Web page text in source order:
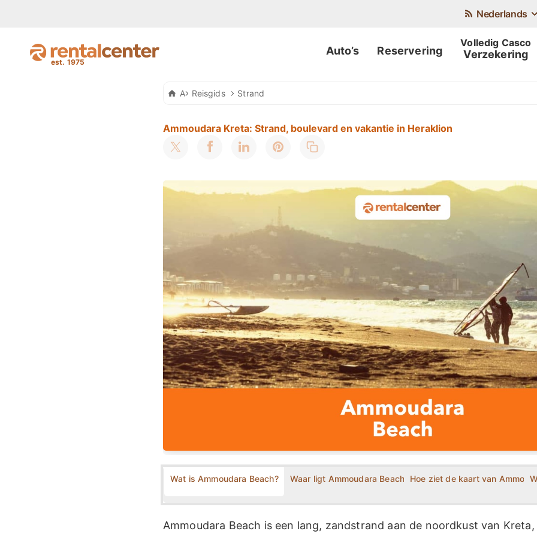
Auto Huren Kreta
Reisgids Strand
Ammoudara Kreta: Strand, boulevard en vakantie in Heraklion
Wat is Ammoudara Beach? Waar ligt Ammoudara Beach? Hoe ziet de kaart van
Ammoudara Beach is een lang, zandstrand aan de noordkust van
Nederlands
Auto’s Reservering Verzekering